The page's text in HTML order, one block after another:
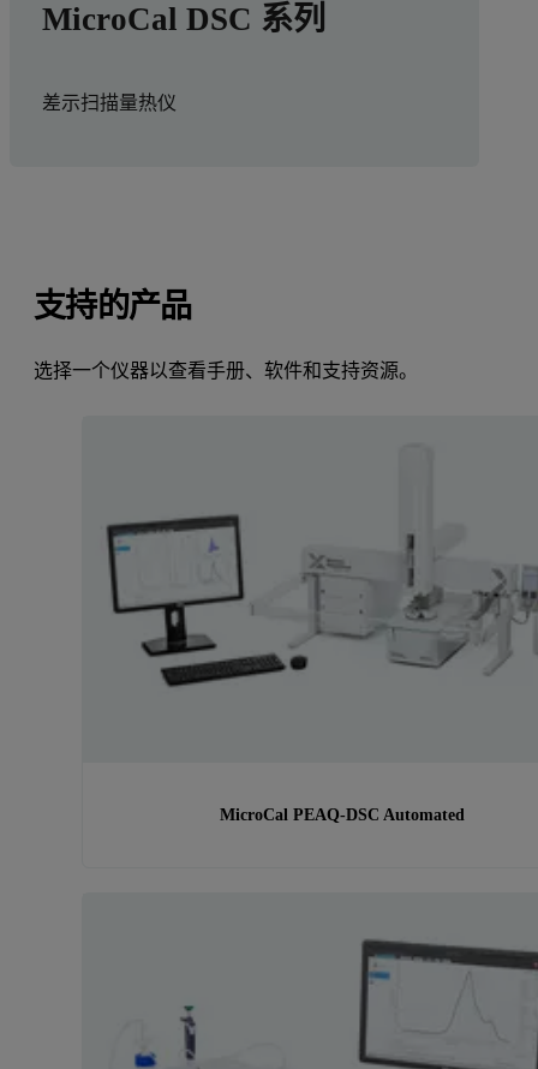
MicroCal DSC 系列
差示扫描量热仪
支持的产品
选择一个仪器以查看手册、软件和支持资源。
MicroCal PEAQ-DSC Automated